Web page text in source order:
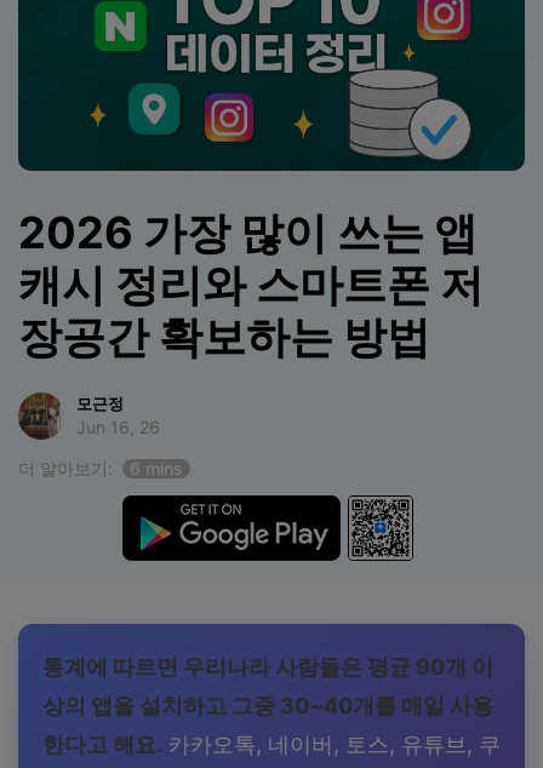
폴 툴킷 보기 >
닥터폰 하이라이트 살펴보기
사용 방법은 무엇입니까?
고객 지원 센터
다운로드 센터
리소스 허브
3,000개 이상의 사용 가이드, 전문가 팁 및 최
신 모바일 소식을 확인하세요.
사용 가이드
🔓️온라인 잠금 해제
무료 다운로드 로그인
검색하기
2026 가장 많이 쓰는 앱
캐시 정리와 스마트폰 저
장공간 확보하는 방법
모근정
Jun 16, 26
더 알아보기:
6 mins
통계에 따르면 우리나라 사람들은 평균 90개 이
상의 앱을 설치하고 그중 30~40개를 매일 사용
한다고 해요. 카카오톡, 네이버, 토스, 유튜브, 쿠